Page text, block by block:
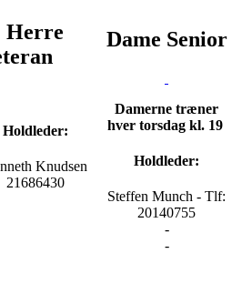
Herre
Holdleder:
Knudsen
21686430
Dame Senior
Damerne træner
hver torsdag kl. 19
Holdleder:
Steffen Munch - Tlf:
20140755
-
-